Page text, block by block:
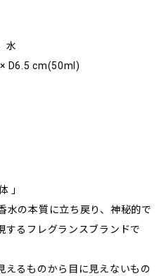
水
D6.5 cm(50ml)
」
水の本質に立ち戻り、神秘的で
するフレグランスブランドで
えるものから目に見えないもの